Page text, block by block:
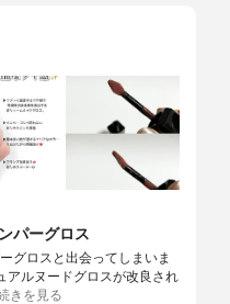
パーグロス
グロス⁣と⁣出会ってしまいま
アルヌードグロスが⁣改良され
きを見る